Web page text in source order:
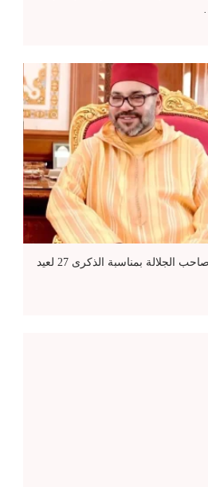
تهنئة السلاسي محمد إلى صاحب الجلالة بمناسبة الذكرى 27 لعيد